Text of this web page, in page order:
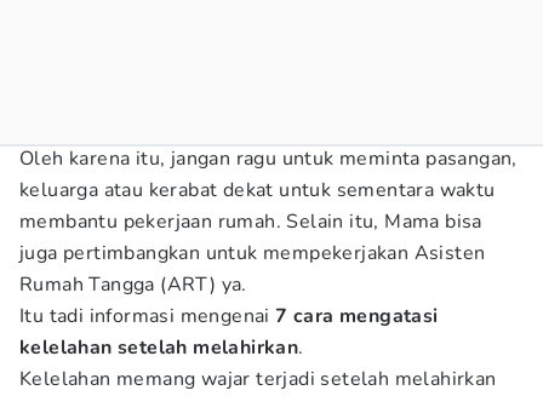
Oleh karena itu, jangan ragu untuk meminta pasangan,
keluarga atau kerabat dekat untuk sementara waktu
membantu pekerjaan rumah. Selain itu, Mama bisa
juga pertimbangkan untuk mempekerjakan Asisten
Rumah Tangga (ART) ya.
Itu tadi informasi mengenai7 cara mengatasi
kelelahan setelah melahirkan.
Kelelahan memang wajar terjadi setelah melahirkan